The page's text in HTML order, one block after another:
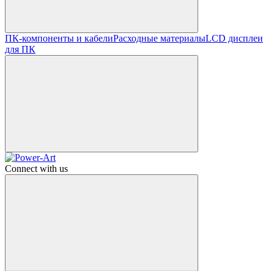
ПК-компоненты и кабелиРасходные материалыLCD дисплеи
для ПК
Connect with us